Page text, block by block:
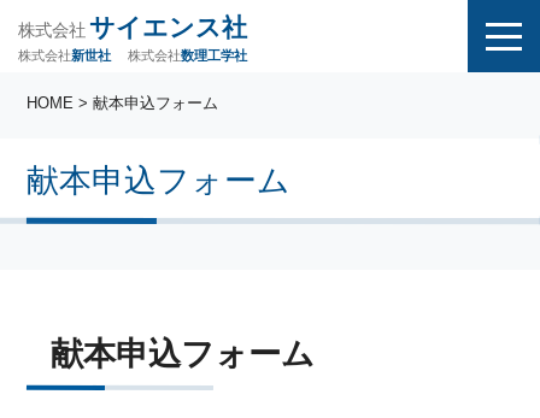
株式会社 サイエンス社
株式会社新世社 株式会社数理工学社
献本申込フォーム
HOME > 献本申込フォーム
献本申込フォーム